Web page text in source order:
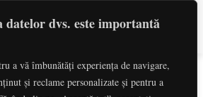
datelor dvs. este importantă
a vă îmbunătăți experiența de navigare,
și reclame personalizate și pentru a